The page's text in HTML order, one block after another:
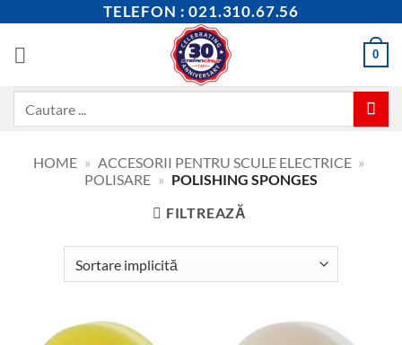
content
TELEFON : 021.310.67.56
0
HOME » ACCESORII PENTRU SCULE ELECTRICE »
POLISARE » POLISHING SPONGES
FILTREAZĂ